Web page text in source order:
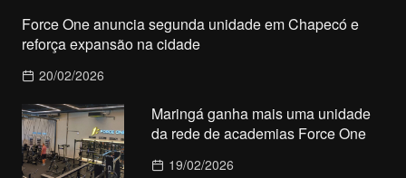
Force One anuncia segunda unidade em Chapecó e
reforça expansão na cidade
20/02/2026
Maringá ganha mais uma unidade
da rede de academias Force One
19/02/2026